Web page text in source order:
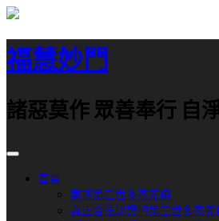
跳
至
主
要
容
福慧妙門
諸惡莫作 眾善奉行 自
首頁
南無第三世多杰羌佛
真正合法認證的第三世多杰羌